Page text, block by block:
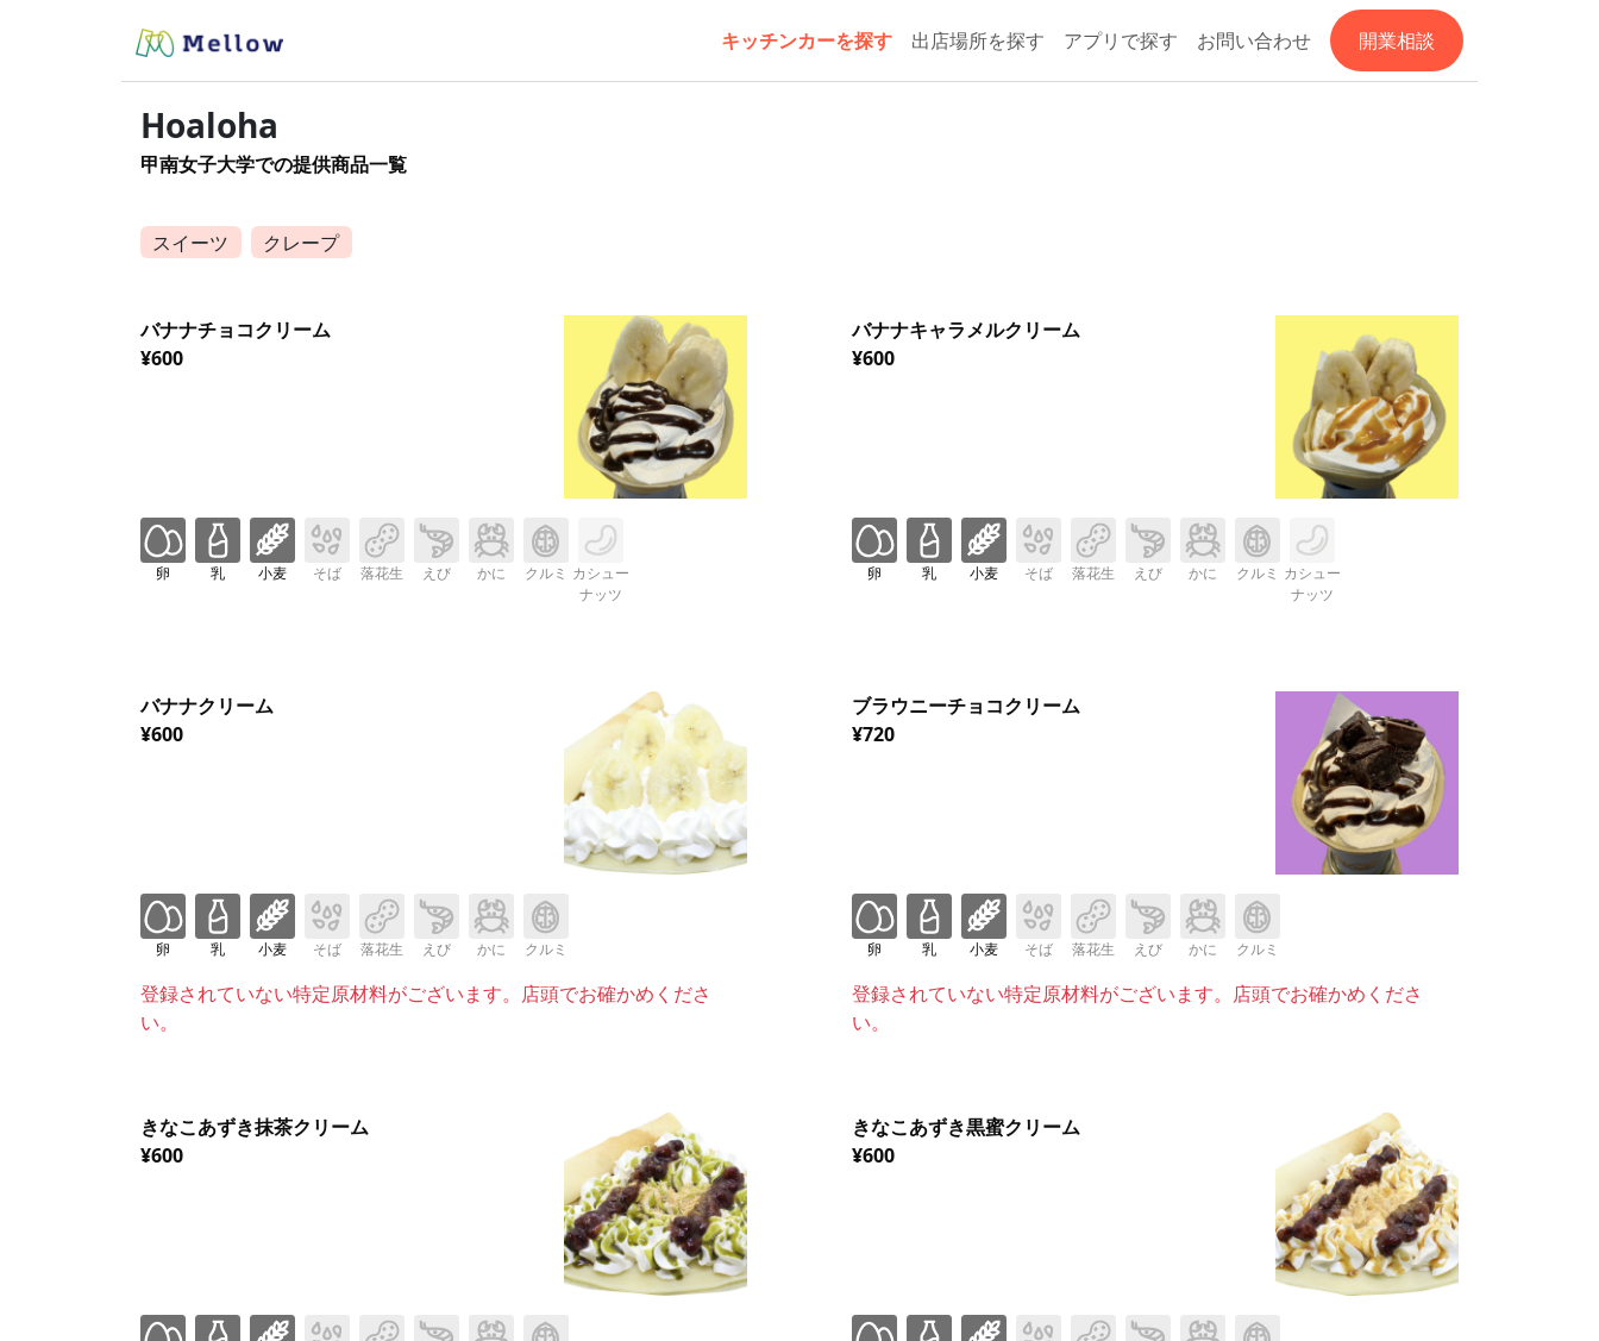
キッチンカーを探す 出店場所を探す アプリで探す お問い合わせ 開業相談
Hoaloha
甲南女子大学での提供商品一覧
スイーツ クレープ
バナナチョコクリーム
¥600
卵 乳 小麦 そば 落花生 えび かに クルミ カシュー
ナッツ
バナナキャラメルクリーム
¥600
卵 乳 小麦 そば 落花生 えび かに クルミ カシュー
ナッツ
バナナクリーム
¥600
卵 乳 小麦 そば 落花生 えび かに クルミ
登録されていない特定原材料がございます。店頭でお確かめくださ
い。
ブラウニーチョコクリーム
¥720
卵 乳 小麦 そば 落花生 えび かに クルミ
登録されていない特定原材料がございます。店頭でお確かめくださ
い。
きなこあずき抹茶クリーム
¥600
きなこあずき黒蜜クリーム
¥600